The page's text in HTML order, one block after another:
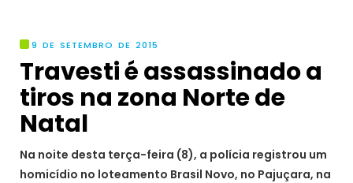
9 DE SETEMBRO DE 2015
Travesti é assassinado a
tiros na zona Norte de
Natal
Na noite desta terça-feira (8), a polícia registrou um
homicídio no loteamento Brasil Novo, no Pajuçara, na